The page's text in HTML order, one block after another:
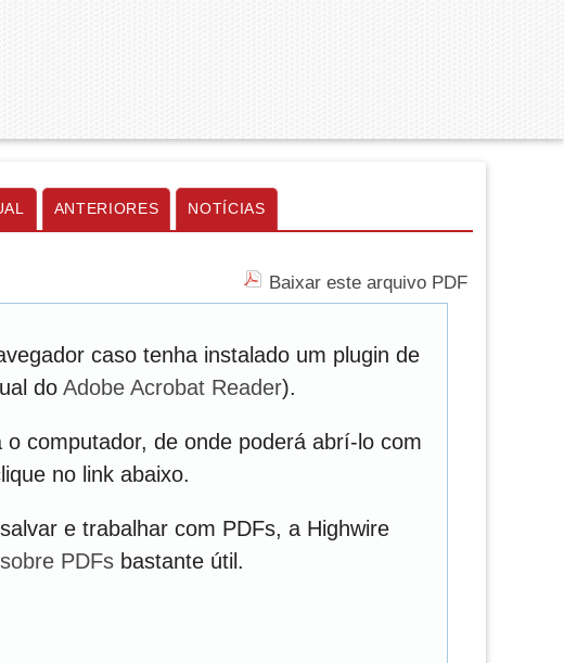
ANTERIORES NOTÍCIAS
Baixar este arquivo PDF
caso tenha instalado um plugin de
do Adobe Acrobat Reader).
computador, de onde poderá abrí-lo com
no link abaixo.
e trabalhar com PDFs, a Highwire
PDFs bastante útil.